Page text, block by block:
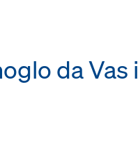
da Vas